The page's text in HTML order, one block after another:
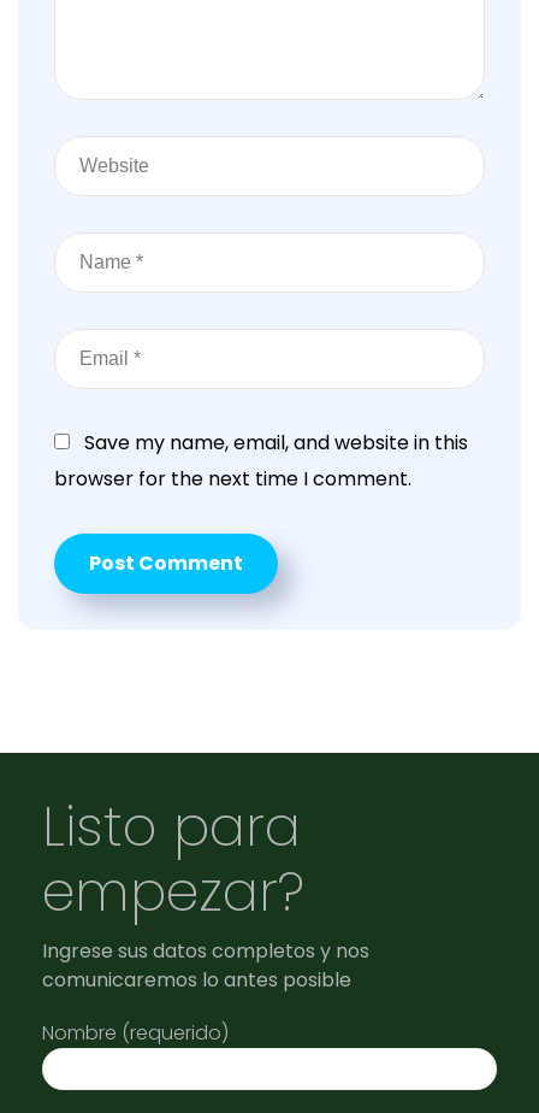
Save my name, email, and website in this
browser for the next time I comment.
Listo para
empezar?
Ingrese sus datos completos y nos
comunicaremos lo antes posible
Nombre (requerido)